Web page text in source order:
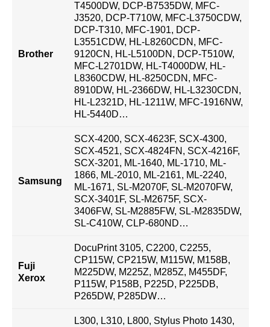
Brother
T4500DW, DCP-B7535DW, MFC-
J3520, DCP-T710W, MFC-L3750CDW,
DCP-T310, MFC-1901, DCP-
L3551CDW, HL-L8260CDN, MFC-
9120CN, HL-L5100DN, DCP-T510W,
MFC-L2701DW, HL-T4000DW, HL-
L8360CDW, HL-8250CDN, MFC-
8910DW, HL-2366DW, HL-L3230CDN,
HL-L2321D, HL-1211W, MFC-1916NW,
HL-5440D…
Samsung
SCX-4200, SCX-4623F, SCX-4300,
SCX-4521, SCX-4824FN, SCX-4216F,
SCX-3201, ML-1640, ML-1710, ML-
1866, ML-2010, ML-2161, ML-2240,
ML-1671, SL-M2070F, SL-M2070FW,
SCX-3401F, SL-M2675F, SCX-
3406FW, SL-M2885FW, SL-M2835DW,
SL-C410W, CLP-680ND…
Fuji
Xerox
DocuPrint 3105, C2200, C2255,
CP115W, CP215W, M115W, M158B,
M225DW, M225Z, M285Z, M455DF,
P115W, P158B, P225D, P225DB,
P265DW, P285DW…
L300, L310, L800, Stylus Photo 1430,